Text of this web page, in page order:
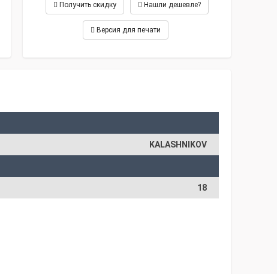
Получить скидку Нашли дешевле?
Версия для печати
KALASHNIKOV
18